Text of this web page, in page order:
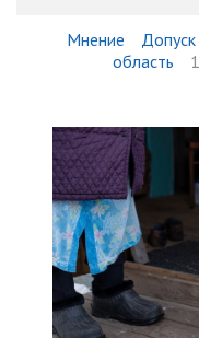
Мнение
область